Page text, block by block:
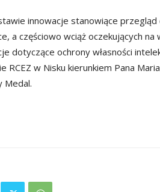
innowacje stanowiące przegląd
a częściowo wciąż oczekujących
dotyczące ochrony własności
RCEZ w Nisku kierunkiem Pana
Medal.